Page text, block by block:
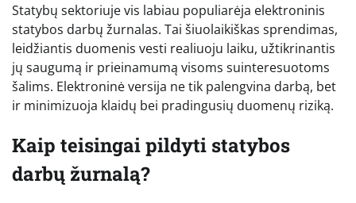
Statybų sektoriuje vis labiau populiarėja elektroninis
statybos darbų žurnalas. Tai šiuolaikiškas sprendimas,
leidžiantis duomenis vesti realiuoju laiku, užtikrinantis
jų saugumą ir prieinamumą visoms suinteresuotoms
šalims. Elektroninė versija ne tik palengvina darbą, bet
ir minimizuoja klaidų bei pradingusių duomenų riziką.
Kaip teisingai pildyti statybos
darbų žurnalą?